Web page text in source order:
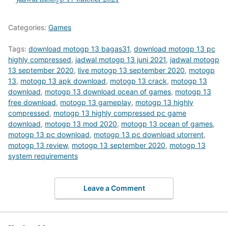
Categories: Games
Tags: download motogp 13 bagas31, download motogp 13 pc
highly compressed, jadwal motogp 13 juni 2021, jadwal motogp
13 september 2020, live motogp 13 september 2020, motogp
13, motogp 13 apk download, motogp 13 crack, motogp 13
download, motogp 13 download ocean of games, motogp 13
free download, motogp 13 gameplay, motogp 13 highly
compressed, motogp 13 highly compressed pc game
download, motogp 13 mod 2020, motogp 13 ocean of games,
motogp 13 pc download, motogp 13 pc download utorrent,
motogp 13 review, motogp 13 september 2020, motogp 13
system requirements
Leave a Comment